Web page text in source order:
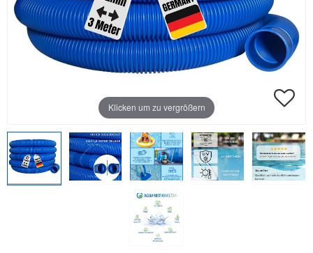
Klicken um zu vergrößern